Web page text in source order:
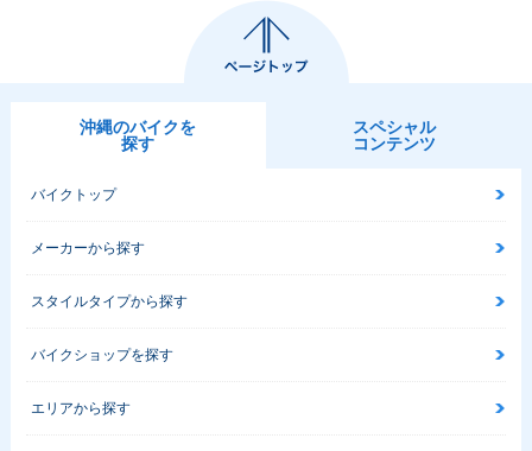
沖縄のバイクを
探す
スペシャル
コンテンツ
バイクトップ
メーカーから探す
スタイルタイプから探す
バイクショップを探す
エリアから探す